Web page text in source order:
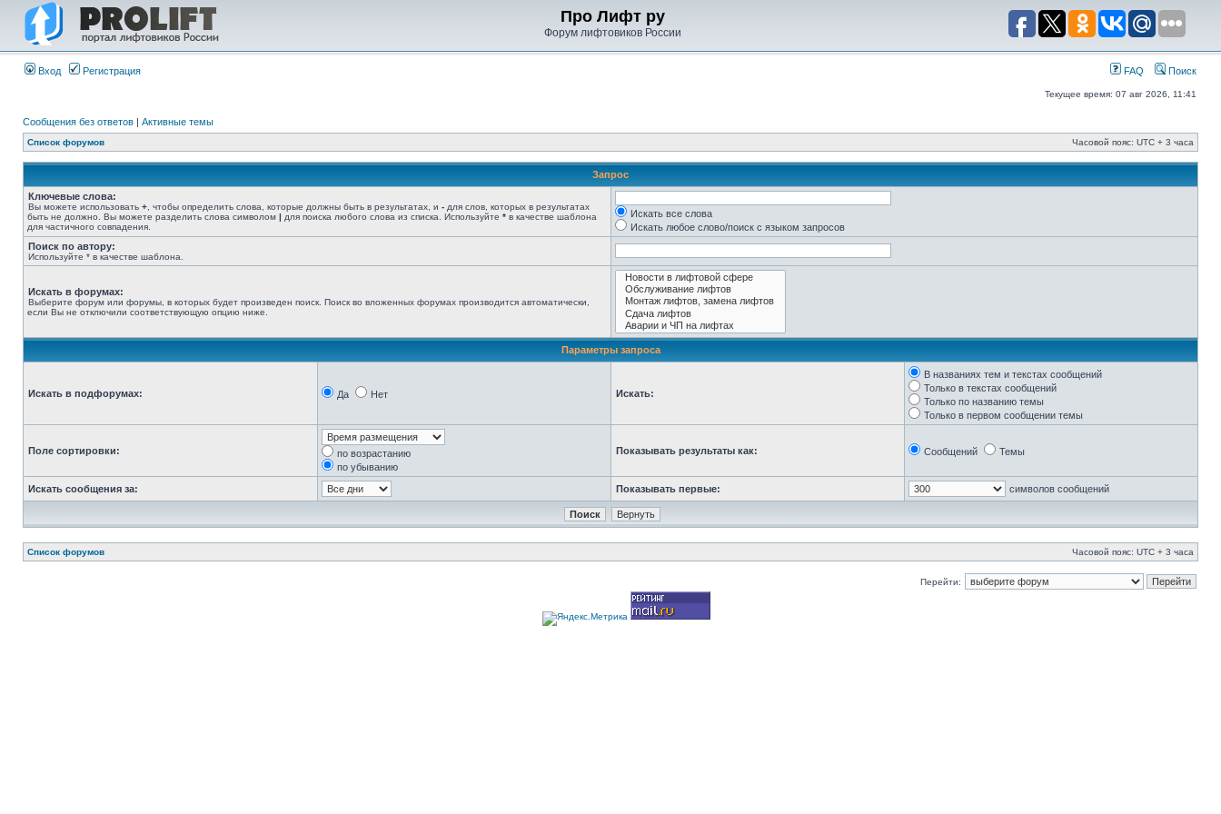
Про Лифт ру
Форум лифтовиков России
Вход Регистрация FAQ Поиск
Текущее время: 07 авг 2026, 11:41
Сообщения без ответов | Активные темы
Список форумов Часовой пояс: UTC + 3 часа
Запрос
Ключевые слова:
Вы можете использовать + , чтобы определить слова, которые должны быть в результатах, и - для слов, которых в результатах
быть не должно. Вы можете разделить слова символом | для поиска любого слова из списка. Используйте * в качестве шаблона
для частичного совпадения.
Искать все слова
Искать любое слово/поиск с языком запросов
Поиск по автору:
Используйте * в качестве шаблона.
Искать в форумах:
Выберите форум или форумы, в которых будет произведен поиск. Поиск во вложенных форумах производится автоматически,
если Вы не отключили соответствующую опцию ниже.
Параметры запроса
Искать в подфорумах: Да Нет Искать:
В названиях тем и текстах сообщений
Только в текстах сообщений
Только по названию темы
Только в первом сообщении темы
Поле сортировки:
по возрастанию
по убыванию
Показывать результаты как: Сообщений Темы
Искать сообщения за: Показывать первые: символов сообщений
Список форумов Часовой пояс: UTC + 3 часа
Перейти: